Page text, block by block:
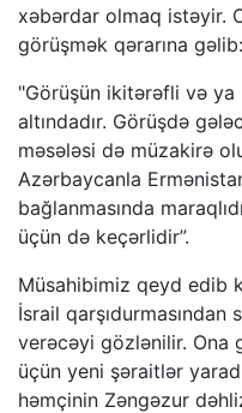
xəbərdar olmaq istəyir.
görüşmək qərarına gəlib:
"Görüşün ikitərəfli və ya
altındadır. Görüşdə
məsələsi də müzakirə
Azərbaycanla
bağlanmasında
üçün də keçərlidir”.
Müsahibimiz qeyd edib
İsrail qarşıdurmasından
verəcəyi gözlənilir. Ona
üçün yeni şəraitlər
həmçinin Zəngəzur